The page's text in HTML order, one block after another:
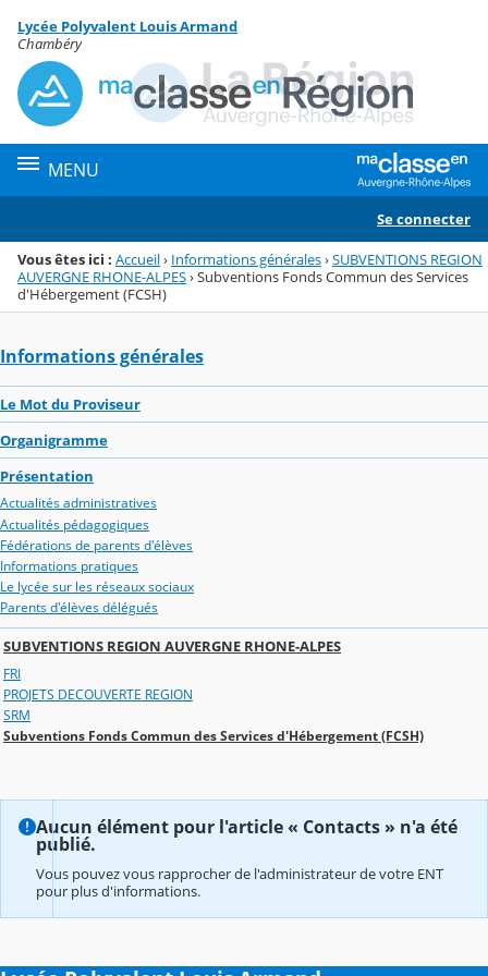
Menu de la rubrique
Contenu
Lycée Polyvalent Louis Armand
Chambéry
MENU
Se connecter
Vous êtes ici : Accueil› Informations générales›SUBVENTIONS REGION
AUVERGNE RHONE-ALPES›Subventions Fonds Commun des Services
d'Hébergement (FCSH)
Informations générales
Le Mot du Proviseur
Organigramme
Présentation
Actualités administratives
Actualités pédagogiques
Fédérations de parents d'élèves
Informations pratiques
Le lycée sur les réseaux sociaux
Parents d'élèves délégués
SUBVENTIONS REGION AUVERGNE RHONE-ALPES
FRI
PROJETS DECOUVERTE REGION
SRM
Subventions Fonds Commun des Services d'Hébergement (FCSH)
Aucun élément pour l'article « Contacts » n'a été
publié.
Vous pouvez vous rapprocher de l'administrateur de votre ENT
pour plus d'informations.